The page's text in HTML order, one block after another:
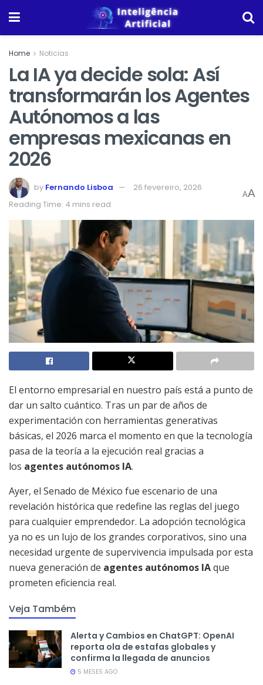
Home Noticias
La IA ya decide sola: Así
transformarán los Agentes
Autónomos a las
empresas mexicanas en
2026
by Fernando Lisboa
26 fevereiro, 2026
Reading Time: 4 mins read
AA
El entorno empresarial en nuestro país está a punto de
dar un salto cuántico. Tras un par de años de
experimentación con herramientas generativas
básicas, el 2026 marca el momento en que la tecnología
pasa de la teoría a la ejecución real gracias a
los agentes autónomos IA.
Ayer, el Senado de México fue escenario de una
revelación histórica que redefine las reglas del juego
para cualquier emprendedor. La adopción tecnológica
ya no es un lujo de los grandes corporativos, sino una
necesidad urgente de supervivencia impulsada por esta
nueva generación de agentes autónomos IAque
prometen eficiencia real.​
Veja Também
Alerta y Cambios en ChatGPT: OpenAI
reporta ola de estafas globales y
confirma la llegada de anuncios
5 MESES AGO